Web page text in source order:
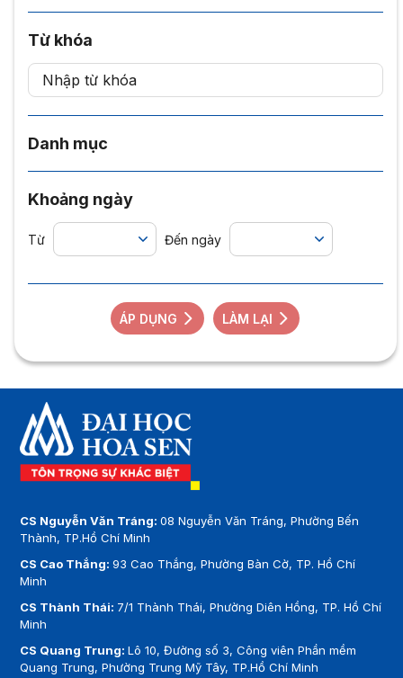
Từ khóa
Danh mục
Khoảng ngày
Từ Đến ngày
ÁP DỤNG LÀM LẠI
CS Nguyễn Văn Tráng:08 Nguyễn Văn Tráng, Phường Bến
Thành, TP.Hồ Chí Minh
CS Cao Thắng:93 Cao Thắng, Phường Bàn Cờ, TP. Hồ Chí
Minh
CS Thành Thái: 7/1 Thành Thái, Phường Diên Hồng, TP. Hồ Chí
Minh
CS Quang Trung:Lô 10, Đường số 3, Công viên Phần mềm
Quang Trung, Phường Trung Mỹ Tây, TP.Hồ Chí Minh